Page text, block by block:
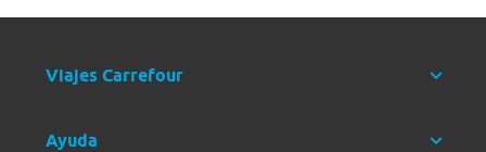
Viajes Carrefour
Ayuda